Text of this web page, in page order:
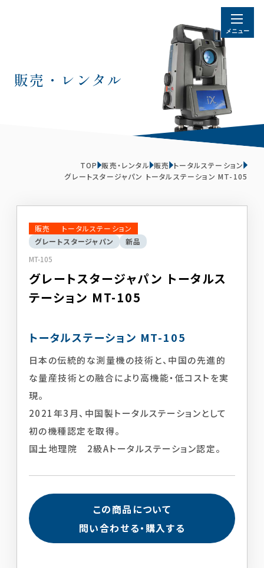
販売・レンタル
TOP 販売・レンタル 販売 トータルステーション
グレートスタージャパン トータルステーション MT-105
販売
トータルステーション
グレートスタージャパン
新品
MT-105
グレートスタージャパン トータルス
テーション MT-105
トータルステーション MT-105
日本の伝統的な測量機の技術と、中国の先進的
な量産技術との融合により高機能・低コストを実
現。
2021年3月、中国製トータルステーションとして
初の機種認定を取得。
国土地理院 2級Aトータルステーション認定。
この商品について
問い合わせる・購入する